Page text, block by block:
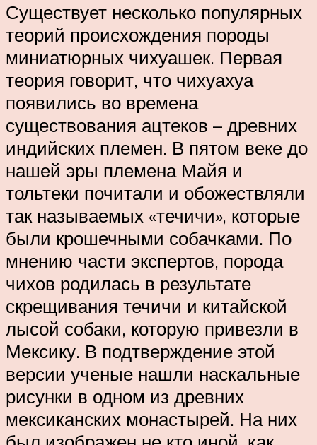
Существует несколько популярных
теорий происхождения породы
миниатюрных чихуашек. Первая
теория говорит, что чихуахуа
появились во времена
существования ацтеков – древних
индийских племен. В пятом веке до
нашей эры племена Майя и
тольтеки почитали и обожествляли
так называемых «течичи», которые
были крошечными собачками. По
мнению части экспертов, порода
чихов родилась в результате
скрещивания течичи и китайской
лысой собаки, которую привезли в
Мексику. В подтверждение этой
версии ученые нашли наскальные
рисунки в одном из древних
мексиканских монастырей. На них